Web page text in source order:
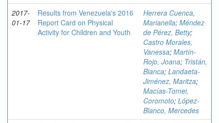
2017-
01-17
Results from Venezuela's 2016
Report Card on Physical
Activity for Children and Youth
Herrera Cuenca,
Marianella; Méndez
de Pérez, Betty;
Castro Morales,
Vanessa; Martín-
Rojo, Joana; Tristán,
Bianca; Landaeta-
Jiménez, Maritza;
Macías-Tomei,
Coromoto; López-
Blanco, Mercedes